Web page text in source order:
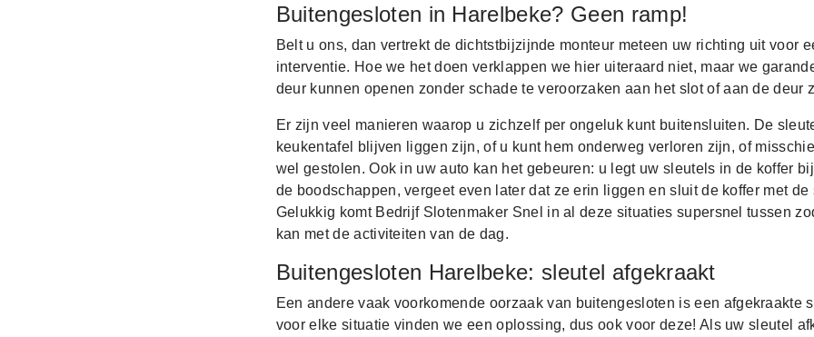
Buitengesloten in Harelbeke? Geen ramp!
Belt u ons, dan vertrekt de dichtstbijzijnde monteur meteen uw richting uit voor
interventie. Hoe we het doen verklappen we hier uiteraard niet, maar we
deur kunnen openen zonder schade te veroorzaken aan het slot of aan de deur
Er zijn veel manieren waarop u zichzelf per ongeluk kunt buitensluiten. De
keukentafel blijven liggen zijn, of u kunt hem onderweg verloren zijn, of
wel gestolen. Ook in uw auto kan het gebeuren: u legt uw sleutels in de koffer
de boodschappen, vergeet even later dat ze erin liggen en sluit de koffer met de
Gelukkig komt Bedrijf Slotenmaker Snel in al deze situaties supersnel tussen
kan met de activiteiten van de dag.
Buitengesloten Harelbeke: sleutel afgekraakt
Een andere vaak voorkomende oorzaak van buitengesloten is een afgekraakte
voor elke situatie vinden we een oplossing, dus ook voor deze! Als uw sleutel